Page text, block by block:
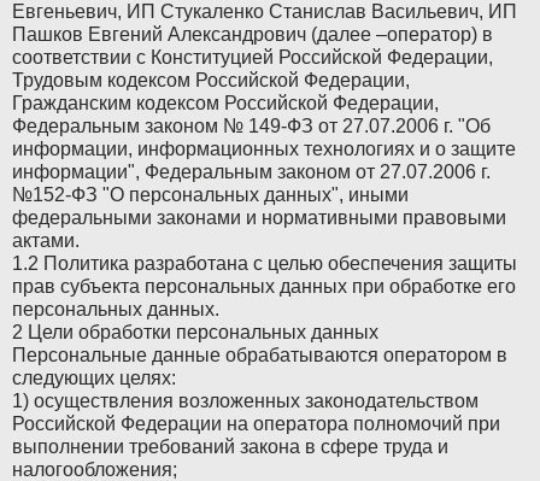
Евгеньевич, ИП Стукаленко Станислав Васильевич, ИП
Пашков Евгений Александрович (далее –оператор) в
соответствии с Конституцией Российской Федерации,
Трудовым кодексом Российской Федерации,
Гражданским кодексом Российской Федерации,
Федеральным законом № 149-ФЗ от 27.07.2006 г. "Об
информации, информационных технологиях и о защите
информации", Федеральным законом от 27.07.2006 г.
№152-ФЗ "О персональных данных", иными
федеральными законами и нормативными правовыми
актами.
1.2 Политика разработана с целью обеспечения защиты
прав субъекта персональных данных при обработке его
персональных данных.
2 Цели обработки персональных данных
Персональные данные обрабатываются оператором в
следующих целях:
1) осуществления возложенных законодательством
Российской Федерации на оператора полномочий при
выполнении требований закона в сфере труда и
налогообложения;